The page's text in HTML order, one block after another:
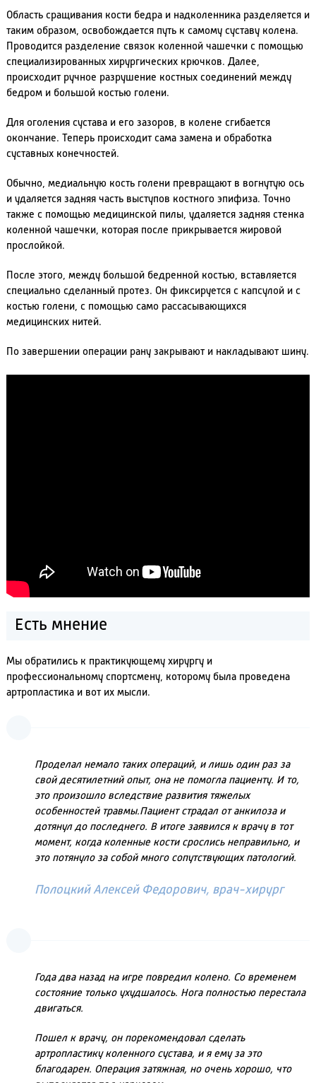
Область сращивания кости бедра и надколенника разделяется и
таким образом, освобождается путь к самому суставу колена.
Проводится разделение связок коленной чашечки с помощью
специализированных хирургических крючков. Далее,
происходит ручное разрушение костных соединений между
бедром и большой костью голени.
Для оголения сустава и его зазоров, в колене сгибается
окончание. Теперь происходит сама замена и обработка
суставных конечностей.
Обычно, медиальную кость голени превращают в вогнутую ось
и удаляется задняя часть выступов костного эпифиза. Точно
также с помощью медицинской пилы, удаляется задняя стенка
коленной чашечки, которая после прикрывается жировой
прослойкой.
После этого, между большой бедренной костью, вставляется
специально сделанный протез. Он фиксируется с капсулой и с
костью голени, с помощью само рассасывающихся
медицинских нитей.
По завершении операции рану закрывают и накладывают шину.
Есть мнение
Мы обратились к практикующему хирургу и
профессиональному спортсмену, которому была проведена
артропластика и вот их мысли.
Проделал немало таких операций, и лишь один раз за
свой десятилетний опыт, она не помогла пациенту. И то,
это произошло вследствие развития тяжелых
особенностей травмы.Пациент страдал от анкилоза и
дотянул до последнего. В итоге заявился к врачу в тот
момент, когда коленные кости срослись неправильно, и
это потянуло за собой много сопутствующих патологий.
Полоцкий Алексей Федорович, врач-хирург
Года два назад на игре повредил колено. Со временем
состояние только ухудшалось. Нога полностью перестала
двигаться.
Пошел к врачу, он порекомендовал сделать
артропластику коленного сустава, и я ему за это
благодарен. Операция затяжная, но очень хорошо, что